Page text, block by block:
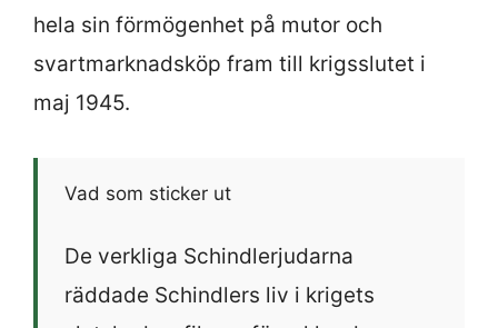
hela sin förmögenhet på mutor och
svartmarknadsköp fram till krigsslutet i
maj 1945.
Vad som sticker ut
De verkliga Schindlerjudarna
räddade Schindlers liv i krigets